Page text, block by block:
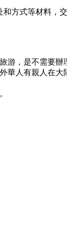
方式等材料，
，是不需要辦
華人有親人在